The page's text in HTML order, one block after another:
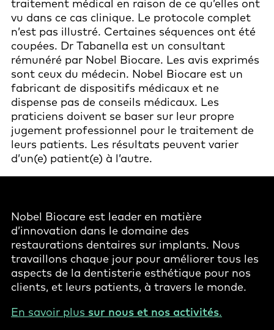
traitement médical en raison de ce qu’elles ont
vu dans ce cas clinique. Le protocole complet
n’est pas illustré. Certaines séquences ont été
coupées. Dr Tabanella est un consultant
rémunéré par Nobel Biocare. Les avis exprimés
sont ceux du médecin. Nobel Biocare est un
fabricant de dispositifs médicaux et ne
dispense pas de conseils médicaux. Les
praticiens doivent se baser sur leur propre
jugement professionnel pour le traitement de
leurs patients. Les résultats peuvent varier
d’un(e) patient(e) à l’autre.
Nobel Biocare est leader en matière
d’innovation dans le domaine des
restaurations dentaires sur implants. Nous
travaillons chaque jour pour améliorer tous les
aspects de la dentisterie esthétique pour nos
clients, et leurs patients, à travers le monde.
En savoir plus sur nous et nos activités.